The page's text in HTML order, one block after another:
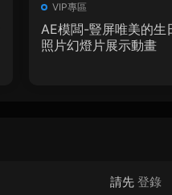
VIP專區
AE模闆-豎屏唯美的生
照片幻燈片展示動畫
請先 登錄